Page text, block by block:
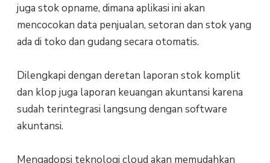
juga stok opname, dimana aplikasi ini akan
mencocokan data penjualan, setoran dan stok yang
ada di toko dan gudang secara otomatis.
Dilengkapi dengan deretan laporan stok komplit
dan klop juga laporan keuangan akuntansi karena
sudah terintegrasi langsung dengan software
akuntansi.
Mengadopsi teknologi cloud akan memudahkan